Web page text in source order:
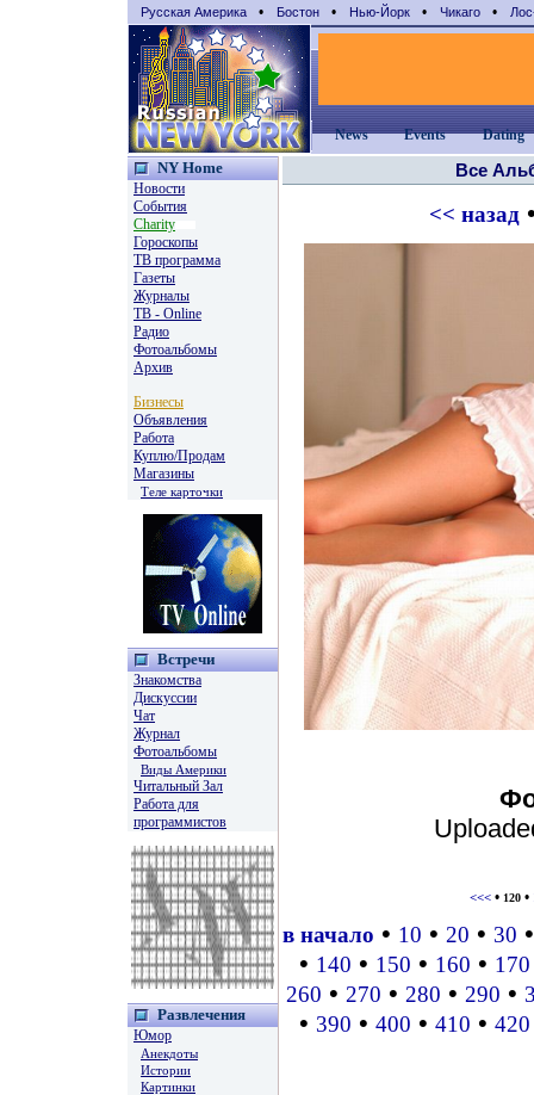
Русская Америка • Бостон • Нью-Йорк • Чикаго •
News Events Dating
NY Home
Новости
События
Charity
Гороскопы
TВ программа
Газеты
Журналы
ТВ - Online
Радио
Фотоальбомы
Архив
Бизнесы
Объявления
Работа
Куплю/Продам
Магазины
Теле карточки
Встречи
Знакомства
Дискуссии
Чат
Журнал
Фотоальбомы
Виды Америки
Читальный Зал
Работа для
программистов
Развлечения
Юмор
Анекдоты
Истории
Картинки
Все
<< назад
<<<• 120•
в начало • 10 • 20 • 30
• 140 • 150 • 160 • 170
260 • 270 • 280 • 290 •
• 390 • 400 • 410 • 420